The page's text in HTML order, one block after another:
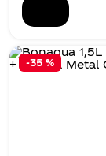
-35 %